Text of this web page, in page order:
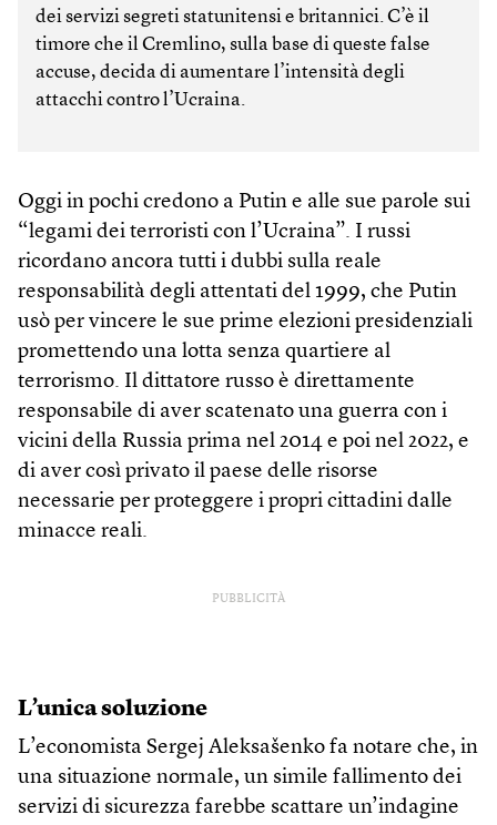
dei servizi segreti statunitensi e britannici. C’è il
timore che il Cremlino, sulla base di queste false
accuse, decida di aumentare l’intensità degli
attacchi contro l’Ucraina.
Oggi in pochi credono a Putin e alle sue parole sui
“legami dei terroristi con l’Ucraina”. I russi
ricordano ancora tutti i dubbi sulla reale
responsabilità degli attentati del 1999, che Putin
usò per vincere le sue prime elezioni presidenziali
promettendo una lotta senza quartiere al
terrorismo. Il dittatore russo è direttamente
responsabile di aver scatenato una guerra con i
vicini della Russia prima nel 2014 e poi nel 2022, e
di aver così privato il paese delle risorse
necessarie per proteggere i propri cittadini dalle
minacce reali.
PUBBLICITÀ
L’unica soluzione
L’economista Sergej Aleksašenko fa notare che, in
una situazione normale, un simile fallimento dei
servizi di sicurezza farebbe scattare un’indagine